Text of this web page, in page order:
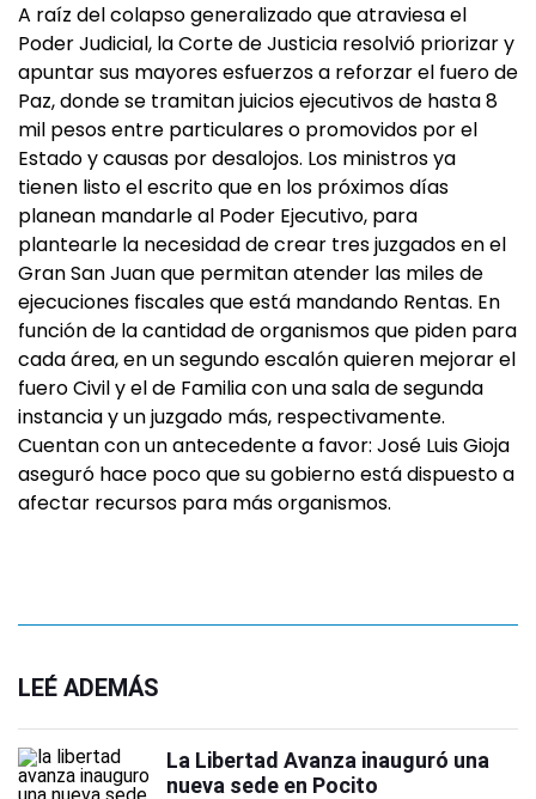
A raíz del colapso generalizado que atraviesa el
Poder Judicial, la Corte de Justicia resolvió priorizar y
apuntar sus mayores esfuerzos a reforzar el fuero de
Paz, donde se tramitan juicios ejecutivos de hasta 8
mil pesos entre particulares o promovidos por el
Estado y causas por desalojos. Los ministros ya
tienen listo el escrito que en los próximos días
planean mandarle al Poder Ejecutivo, para
plantearle la necesidad de crear tres juzgados en el
Gran San Juan que permitan atender las miles de
ejecuciones fiscales que está mandando Rentas. En
función de la cantidad de organismos que piden para
cada área, en un segundo escalón quieren mejorar el
fuero Civil y el de Familia con una sala de segunda
instancia y un juzgado más, respectivamente.
Cuentan con un antecedente a favor: José Luis Gioja
aseguró hace poco que su gobierno está dispuesto a
afectar recursos para más organismos.
LEÉ ADEMÁS
La Libertad Avanza inauguró una
nueva sede en Pocito